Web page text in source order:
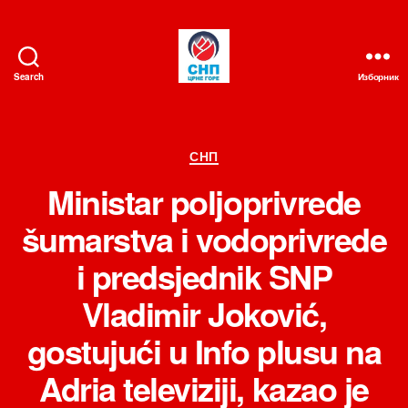
Search Изборник
Категорије
СНП
Ministar poljoprivrede
šumarstva i vodoprivrede
i predsjednik SNP
Vladimir Joković,
gostujući u Info plusu na
Adria televiziji, kazao je